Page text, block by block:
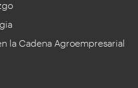
la Cadena Agroempresarial